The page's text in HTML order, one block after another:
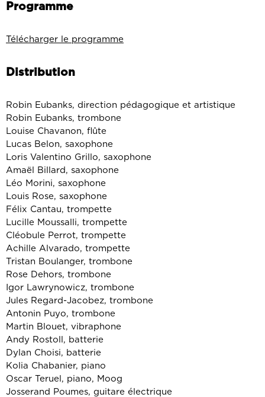
Programme
Télécharger le programme
Distribution
Robin Eubanks, direction pédagogique et artistique
Robin Eubanks, trombone
Louise Chavanon, flûte
Lucas Belon, saxophone
Loris Valentino Grillo, saxophone
Amaël Billard, saxophone
Léo Morini, saxophone
Louis Rose, saxophone
Félix Cantau, trompette
Lucille Moussalli, trompette
Cléobule Perrot, trompette
Achille Alvarado, trompette
Tristan Boulanger, trombone
Rose Dehors, trombone
Igor Lawrynowicz, trombone
Jules Regard-Jacobez, trombone
Antonin Puyo, trombone
Martin Blouet, vibraphone
Andy Rostoll, batterie
Dylan Choisi, batterie
Kolia Chabanier, piano
Oscar Teruel, piano, Moog
Josserand Poumes, guitare électrique